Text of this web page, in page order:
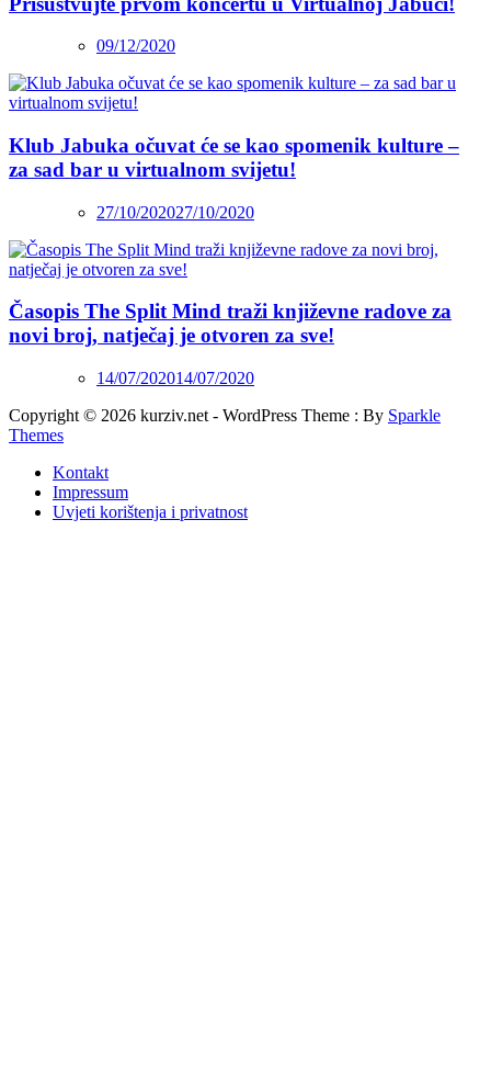
09/12/2020
Klub Jabuka očuvat će se kao spomenik kulture –
za sad bar u virtualnom svijetu!
27/10/202027/10/2020
Časopis The Split Mind traži književne radove za
novi broj, natječaj je otvoren za sve!
14/07/202014/07/2020
Copyright © 2026 kurziv.net - WordPress Theme : By Sparkle
Themes
Kontakt
Impressum
Uvjeti korištenja i privatnost